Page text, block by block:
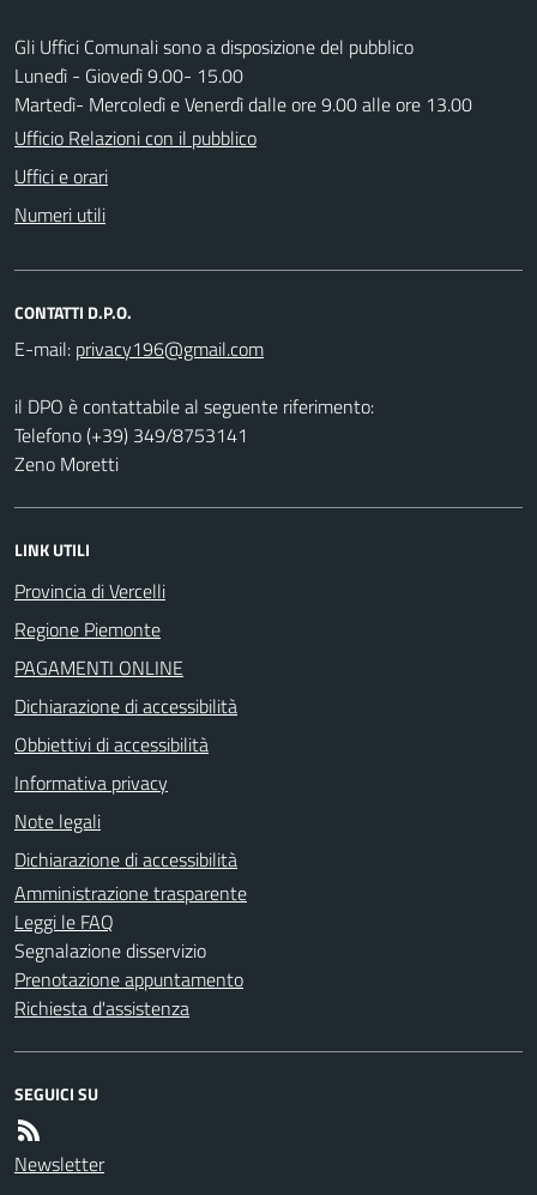
Gli Uffici Comunali sono a disposizione del pubblico
Lunedì - Giovedì 9.00- 15.00
Martedì- Mercoledì e Venerdì dalle ore 9.00 alle ore 13.00
Ufficio Relazioni con il pubblico
Uffici e orari
Numeri utili
CONTATTI D.P.O.
E-mail:
il DPO è contattabile al seguente riferimento:
Telefono (+39) 349/8753141
Zeno Moretti
LINK UTILI
Provincia di Vercelli
Regione Piemonte
PAGAMENTI ONLINE
Dichiarazione di accessibilità
Obbiettivi di accessibilità
Informativa privacy
Note legali
Dichiarazione di accessibilità
Amministrazione trasparente
Leggi le FAQ
Segnalazione disservizio
Prenotazione appuntamento
Richiesta d'assistenza
SEGUICI SU
Newsletter